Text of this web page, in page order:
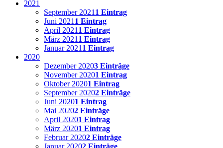
2021
September 2021 1 Eintrag
Juni 2021 1 Eintrag
April 2021 1 Eintrag
März 2021 1 Eintrag
Januar 2021 1 Eintrag
2020
Dezember 20203 Einträge
November 20201 Eintrag
Oktober 20201 Eintrag
September 20202 Einträge
Juni 20201 Eintrag
Mai 20202 Einträge
April 20201 Eintrag
März 20201 Eintrag
Februar 20202 Einträge